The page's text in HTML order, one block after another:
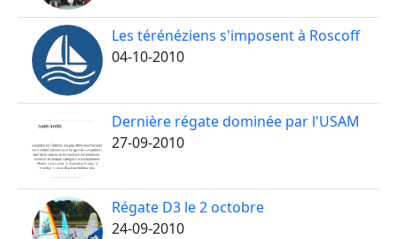
Les térénéziens s'imposent à Roscoff
04-10-2010
Dernière régate dominée par l'USAM
27-09-2010
Régate D3 le 2 octobre
24-09-2010